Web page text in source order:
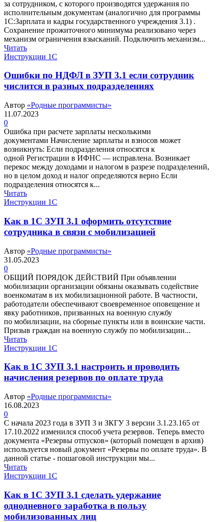
за сотрудником, с которого производятся удержания по
исполнительным документам (аналогично для программы
1С:Зарплата и кадры государственного учреждения 3.1) .
Сохранение прожиточного минимума реализовано через
механизм ограничения взысканий. Подключить механизм...
Читать
Инструкции 1С
Ошибки по НДФЛ в ЗУП 3.1 если сотрудник
числится в разных подразделениях
Автор «Родные программисты»
11.07.2023
0
Ошибка при расчете зарплаты несколькими
документами Начисление зарплаты и взносов может
возникнуть: Если подразделения относятся к
одной Регистрации в ИФНС — исправлена. Возникает
перекос между доходами и налогом в разрезе подразделений,
но в целом доход и налог определяются верно Если
подразделения относятся к...
Читать
Инструкции 1С
Как в 1С ЗУП 3.1 оформить отсутствие
сотрудника в связи с мобилизацией
Автор «Родные программисты»
31.05.2023
0
ОБЩИЙ ПОРЯДОК ДЕЙСТВИЙ При объявлении
мобилизации организации обязаны оказывать содействие
военкоматам в их мобилизационной работе. В частности,
работодатели обеспечивают своевременное оповещение и
явку работников, призванных на военную службу
по мобилизации, на сборные пункты или в воинские части.
Призыв граждан на военную службу по мобилизации...
Читать
Инструкции 1С
Как в 1С ЗУП 3.1 настроить и проводить
начисления резервов по оплате труда
Автор «Родные программисты»
16.08.2023
0
С начала 2023 года в ЗУП 3 и ЗКГУ 3 версии 3.1.23.165 от
17.10.2022 изменился способ учета резервов. Теперь вместо
документа «Резервы отпусков» (который помещен в архив)
используется новый документ «Резервы по оплате труда». В
данной статье - пошаговой инструкции мы...
Читать
Инструкции 1С
Как в 1С ЗУП 3.1 сделать удержание
однодневного заработка в пользу
мобилизованных лиц